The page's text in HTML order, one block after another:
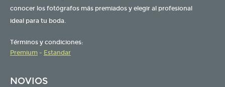
conocer los fotógrafos más premiados y elegir al profesional
ideal para tu boda.
Términos y condiciones:
Premium - Estandar
NOVIOS